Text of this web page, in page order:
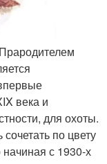
века и
для охоты.
по цвету
с 1930-х